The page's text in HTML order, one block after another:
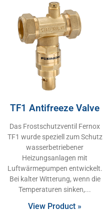
TF1 Antifreeze Valve
Das Frostschutzventil Fernox
TF1 wurde speziell zum Schutz
wasserbetriebener
Heizungsanlagen mit
Luftwärmepumpen entwickelt.
Bei kalter Witterung, wenn die
Temperaturen sinken,
View Product »